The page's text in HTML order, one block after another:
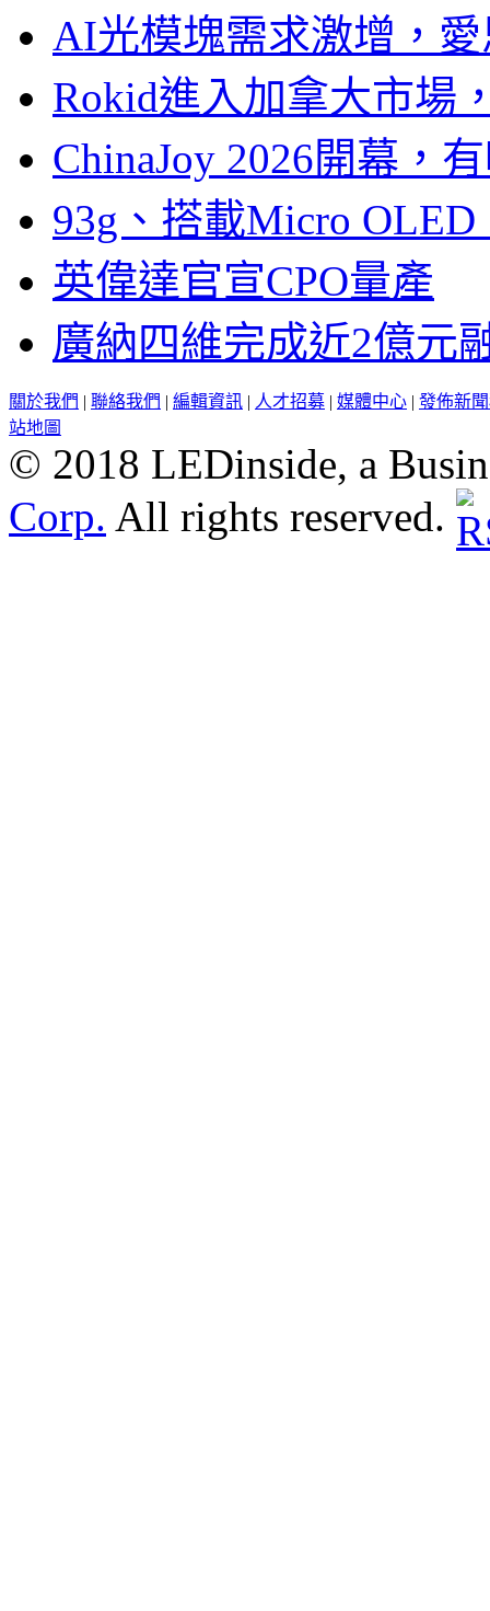
AI光模塊需求激增，
Rokid進入加拿大市場
ChinaJoy 2026開幕，
93g、搭載Micro
英偉達官宣CPO量產
廣納四維完成近2億元
關於我們 | 聯絡我們 | 編輯資訊 | 人才招募 | 媒體中心 | 發佈新
站地圖
© 2018 LEDinside, a
Corp. All rights reserved.